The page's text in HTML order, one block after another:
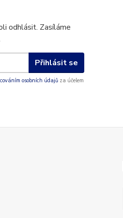
odhlásit. Zasíláme
Přihlásit se
osobních údajů za účelem